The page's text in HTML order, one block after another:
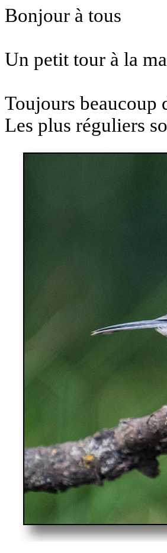
Bonjour à tous
Un petit tour à la
Toujours beaucoup
Les plus réguliers